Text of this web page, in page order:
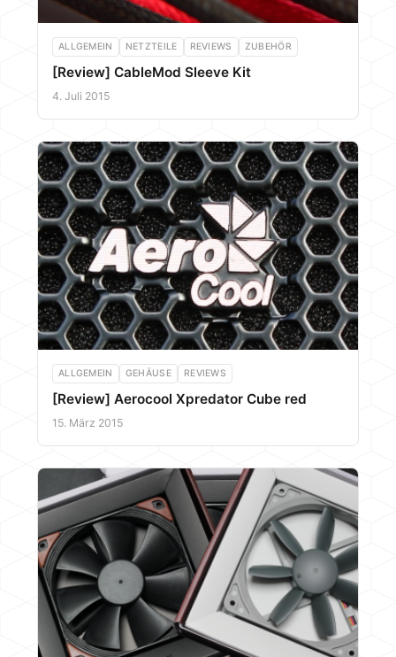
ALLGEMEIN NETZTEILE REVIEWS ZUBEHÖR
[Review] CableMod Sleeve Kit
4. Juli 2015
ALLGEMEIN GEHÄUSE REVIEWS
[Review] Aerocool Xpredator Cube red
15. März 2015